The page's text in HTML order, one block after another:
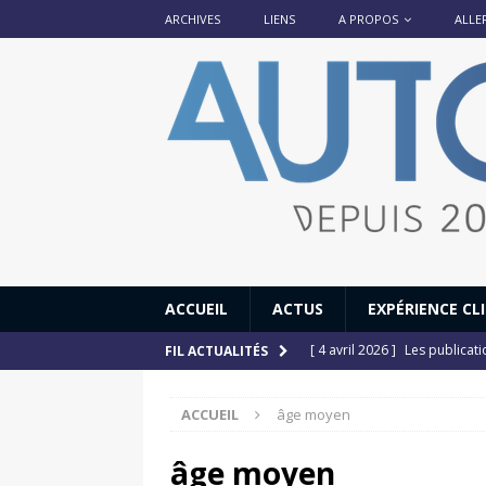
ARCHIVES LIENS A PROPOS
ACCUEIL ACTUS EXPÉRIENCE
FIL ACTUALITÉS [ 4 avril 2026 ] Les
[ 12 juillet 2025 ]
ACCUEIL âge moyen
âge moyen